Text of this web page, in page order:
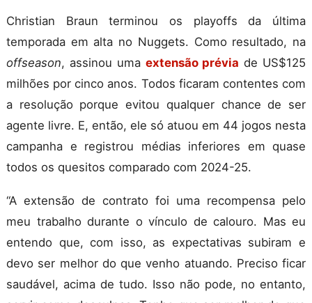
Christian Braun terminou os playoffs da última
temporada em alta no Nuggets. Como resultado, na
offseason, assinou uma extensão prévia de US$125
milhões por cinco anos. Todos ficaram contentes com
a resolução porque evitou qualquer chance de ser
agente livre. E, então, ele só atuou em 44 jogos nesta
campanha e registrou médias inferiores em quase
todos os quesitos comparado com 2024-25.
“A extensão de contrato foi uma recompensa pelo
meu trabalho durante o vínculo de calouro. Mas eu
entendo que, com isso, as expectativas subiram e
devo ser melhor do que venho atuando. Preciso ficar
saudável, acima de tudo. Isso não pode, no entanto,